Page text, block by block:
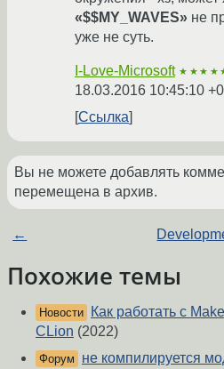
«$$MY_WAVES» не
уже не суть.
I-Love-Microsoft
18.03.2016 10:45:10
Ссылка
Вы не можете добавлять
перемещена в архив.
←
Похожие темы
Новости
Как работать с
CLion (2022)
Форум
не компилируется